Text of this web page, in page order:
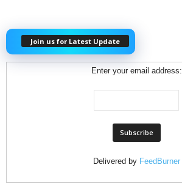
Join us for Latest Update
Enter your email address:
Delivered by FeedBurner